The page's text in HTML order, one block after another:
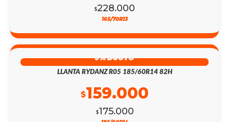
$228.000
165/70R13
9% DSCTO
LLANTA RYDANZ R05 185/60R14 82H
$175.000
$159.000